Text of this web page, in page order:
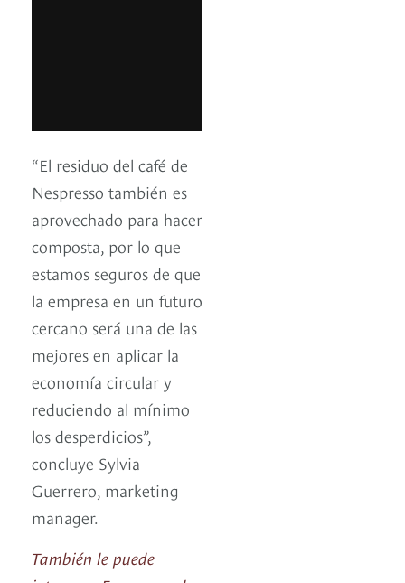
“El residuo del café de
Nespresso también es
aprovechado para hacer
composta, por lo que
estamos seguros de que
la empresa en un futuro
cercano será una de las
mejores en aplicar la
economía circular y
reduciendo al mínimo
los desperdicios”,
concluye Sylvia
Guerrero, marketing
manager.
También le puede